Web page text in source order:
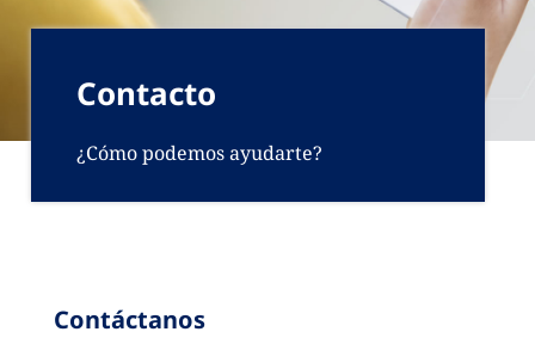
Contacto
¿Cómo podemos ayudarte?
Contáctanos